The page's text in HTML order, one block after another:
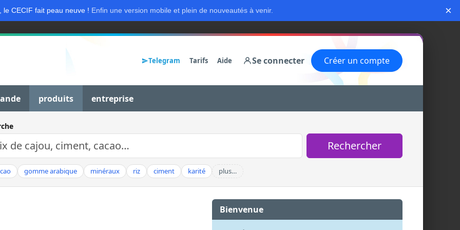
le CECIF fait peau neuve ! Enfin une version mobile et plein de nouveautés à venir. ×
Telegram Tarifs Aide Se connecter Créer un compte
produits entreprise
Rechercher
gomme arabique minéraux riz ciment karité plus…
Bienvenue